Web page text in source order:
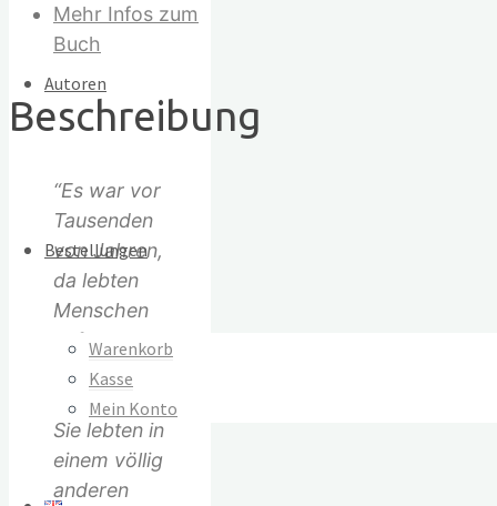
Autoren
Bestellungen
Warenkorb
Kasse
Mein Konto
Mehr Infos zum
Buch
Beschreibung
“Es war vor
Tausenden
von Jahren,
da lebten
Menschen
auf der
Erde sehr
glücklich.
Sie lebten in
einem völlig
anderen